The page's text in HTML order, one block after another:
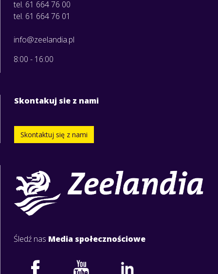
tel. 61 664 76 00
tel. 61 664 76 01
info@zeelandia.pl
8:00 - 16:00
Skontakuj sie z nami
Skontaktuj się z nami
Śledź nas Media społecznościowe